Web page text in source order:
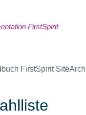
FirstSpirit
FirstSpirit